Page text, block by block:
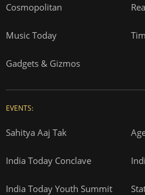
Cosmopolitan
Music Today
Gadgets & Gizmos
EVENTS:
Sahitya Aaj Tak
India Today Conclave
India Today Youth Summit